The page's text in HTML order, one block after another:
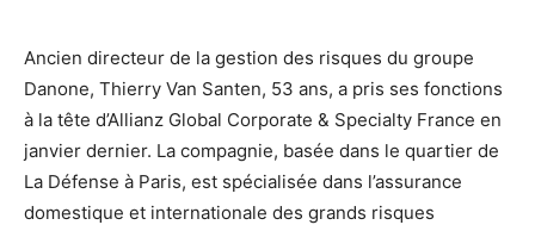
Ancien directeur de la gestion des risques du groupe
Danone, Thierry Van Santen, 53 ans, a pris ses fonctions
à la tête d’Allianz Global Corporate & Specialty France en
janvier dernier. La compagnie, basée dans le quartier de
La Défense à Paris, est spécialisée dans l’assurance
domestique et internationale des grands risques